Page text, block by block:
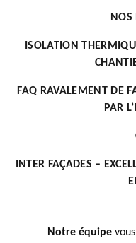
NOS
ISOLATION
FAQ RAVALEMENT DE
PAR
INTER FAÇADES –
Notre équipe